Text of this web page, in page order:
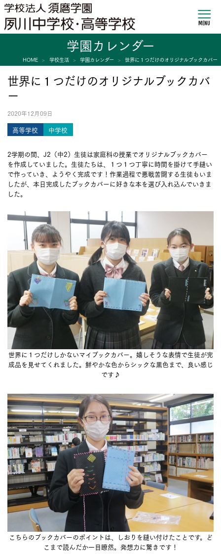
MENU
学園カレンダー
HOME 学校生活 学園カレンダー 世界に１つだけのオリジナルブックカバー
世界に１つだけのオリジナルブックカバ
ー
2020年12月09日
高等学校 中学校
2学期の間、J2（中2）生徒は家庭科の授業でオリジナルブックカバー
を作成していました。生徒たちは、１つ１つ丁寧に時間を掛けて手縫い
で作っていき、ようやく完成です！作業過程で悪戦苦闘する生徒もいま
したが、本日完成したブックカバーに好きな本を選び入れ込んでいきま
した。
世界に１つだけしかないマイブックカバー。嬉しそうな表情で生徒が完
成品を見せてくれました。鮮やかな色からシックな黒色まで、良い感じ
です♪
こちらのブックカバーのポイントは、しおりを縫い付けたことです。ど
こまで読んだか一目瞭然。発想力に驚きです！